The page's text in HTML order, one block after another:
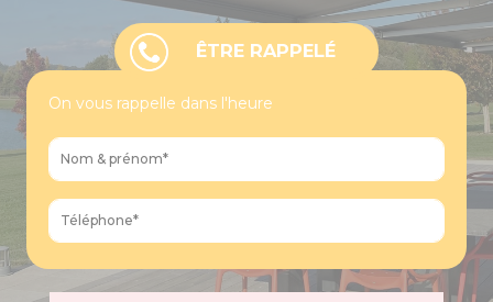
ÊTRE RAPPELÉ
On vous rappelle dans l'heure